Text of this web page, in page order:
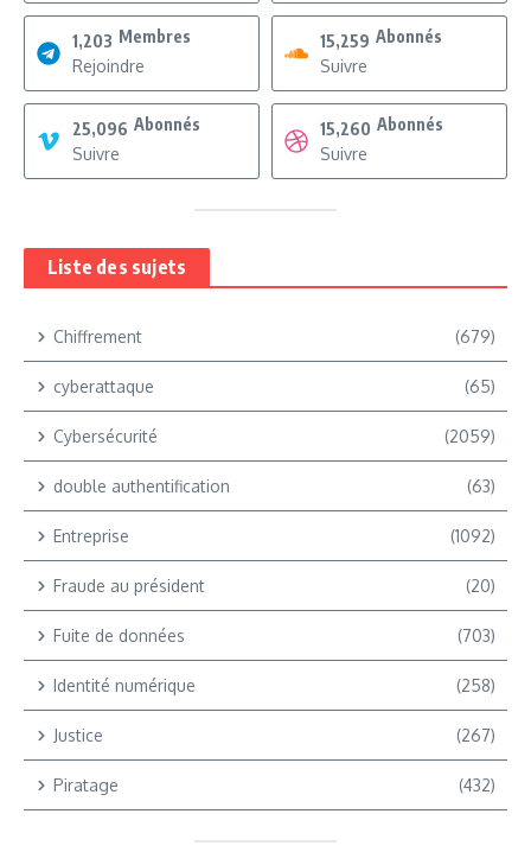
1,203 Membres
Rejoindre
15,259 Abonnés
Suivre
25,096 Abonnés
Suivre
15,260 Abonnés
Suivre
Liste des sujets
Chiffrement (679)
cyberattaque (65)
Cybersécurité (2059)
double authentification (63)
Entreprise (1092)
Fraude au président (20)
Fuite de données (703)
Identité numérique (258)
Justice (267)
Piratage (432)